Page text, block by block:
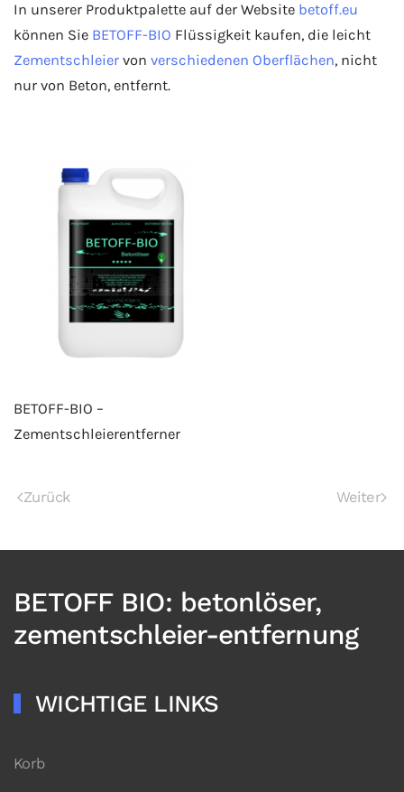
In unserer Produktpalette auf der Website betoff.eu
können Sie BETOFF-BIO Flüssigkeit kaufen, die leicht
Zementschleier von verschiedenen Oberflächen, nicht
nur von Beton, entfernt.
BETOFF-BIO –
Zementschleierentferner
Zurück Weiter
BETOFF BIO: betonlöser,
zementschleier-entfernung
WICHTIGE LINKS
Korb